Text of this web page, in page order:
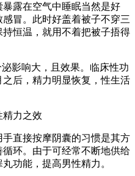
露在空气中睡眠当然是好
冒。此时好盖着被子不穿三
恒温，就用不着把被子捂得
响大，且效果。临床性功
后，精力明显恢复，性生活
力之效
直接按摩阴囊的习惯是其方
环。由于可经常不断地供给
功能，提高男性精力。